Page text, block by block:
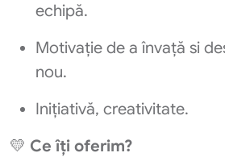
echipă.
Motivație de a învață si
nou.
Inițiativă, creativitate.
💛 Ce îți oferim?